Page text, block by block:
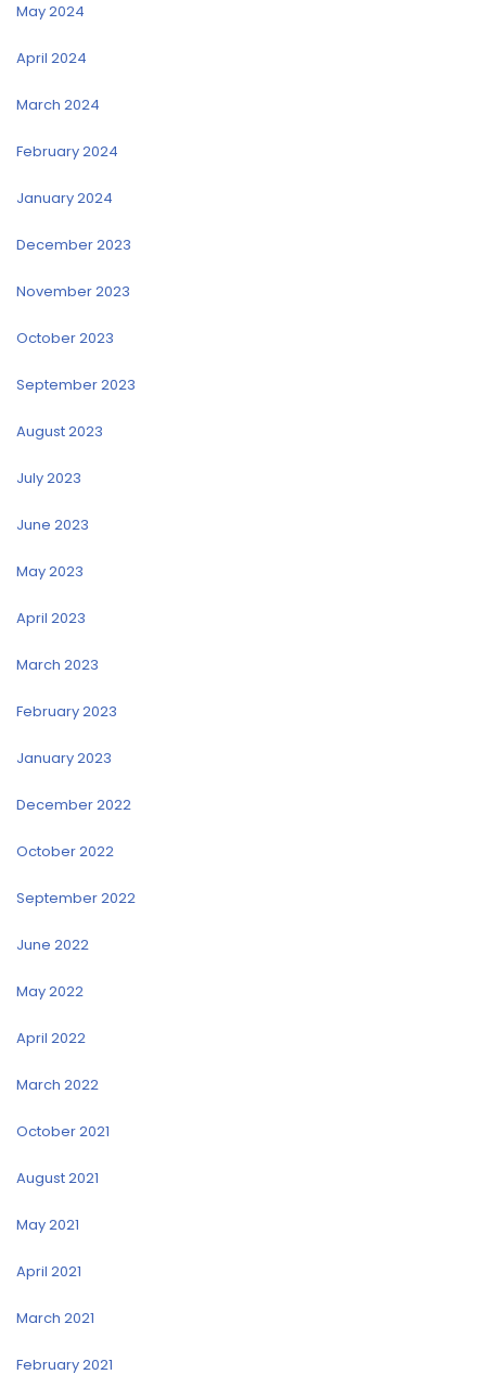
May 2024
April 2024
March 2024
February 2024
January 2024
December 2023
November 2023
October 2023
September 2023
August 2023
July 2023
June 2023
May 2023
April 2023
March 2023
February 2023
January 2023
December 2022
October 2022
September 2022
June 2022
May 2022
April 2022
March 2022
October 2021
August 2021
May 2021
April 2021
March 2021
February 2021